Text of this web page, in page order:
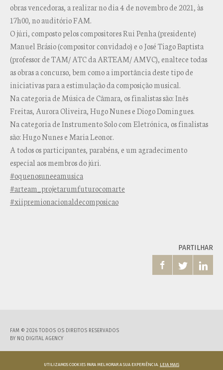
obras vencedoras, a realizar no dia 4 de novembro de 2021, às
17h00, no auditório FAM.
O júri, composto pelos compositores Rui Penha (presidente)
Manuel Brásio (compositor convidado) e o José Tiago Baptista
(professor de TAM/ ATC da ARTEAM/ AMVC), enaltece todas
as obras a concurso, bem como a importância deste tipo de
iniciativas para a estimulação da composição musical.
Na categoria de Música de Câmara, os finalistas são: Inês
Freitas, Aurora Oliveira, Hugo Nunes e Diogo Domingues.
Na categoria de Instrumento Solo com Eletrónica, os finalistas
são: Hugo Nunes e Maria Leonor.
A todos os participantes, parabéns, e um agradecimento
especial aos membros do júri.
#oquenosuneeamusica
#arteam_projetarumfuturocomarte
#xiipremionacionaldecomposicao
PARTILHAR
  
FAM © 2026 TODOS OS DIREITOS RESERVADOS
BY NQ DIGITAL AGENCY
UTILIZAMOS COOKIES PARA MELHORAR A SUA EXPERIÊNCIA. LEIA MAIS